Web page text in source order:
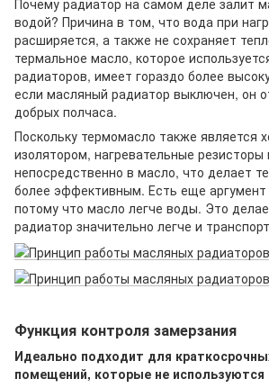
водой? Причина в том, что вода при
расширяется, а также не сохраняет
термальное масло, которое
радиаторов, имеет гораздо более
если масляный радиатор выключен, он
добрых полчаса.
Поскольку термомасло также является
изолятором, нагревательные
непосредственно в масло, что делает
более эффективным. Есть еще аргумент
потому что масло легче воды. Это
радиатор значительно легче и
Функция контроля замерзания
Идеально подходит для
помещений, которые не используются